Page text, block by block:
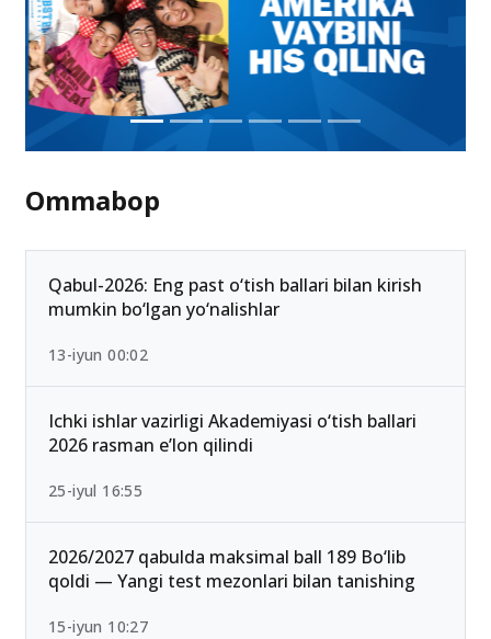
Ommabop
Qabul-2026: Eng past o‘tish ballari bilan kirish
mumkin bo‘lgan yo‘nalishlar
13-iyun 00:02
Ichki ishlar vazirligi Akademiyasi o‘tish ballari
2026 rasman e’lon qilindi
25-iyul 16:55
2026/2027 qabulda maksimal ball 189 Bo‘lib
qoldi — Yangi test mezonlari bilan tanishing
15-iyun 10:27